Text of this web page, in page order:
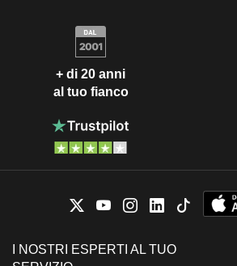
+ di 20 anni
al tuo fianco
I NOSTRI ESPERTI AL TUO